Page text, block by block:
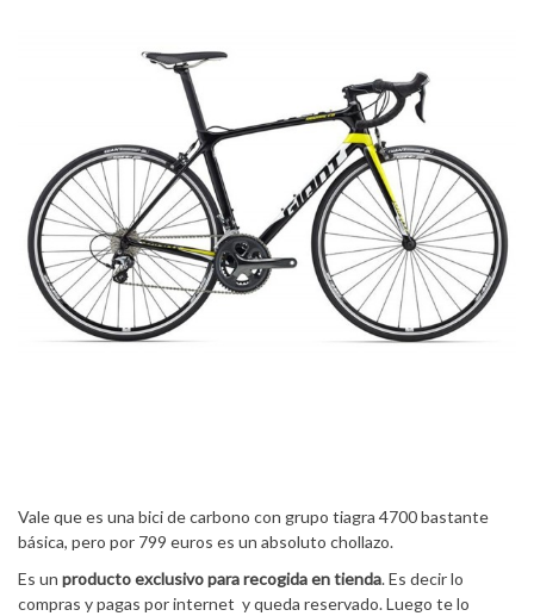
Vale que es una bici de carbono con grupo tiagra 4700 bastante
básica, pero por 799 euros es un absoluto chollazo.
Es un producto exclusivo para recogida en tienda. Es decir lo
compras y pagas por internet y queda reservado. Luego te lo